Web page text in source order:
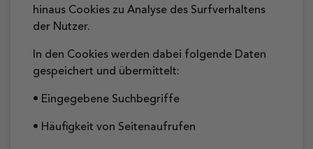
hinaus Cookies zu Analyse des Surfverhaltens
der Nutzer.
In den Cookies werden dabei folgende Daten
gespeichert und übermittelt:
• Eingegebene Suchbegriffe
• Häufigkeit von Seitenaufrufen